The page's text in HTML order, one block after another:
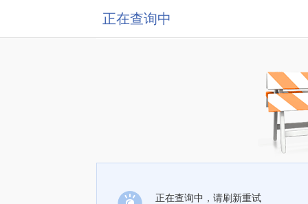
正在查询中
正在查询中，请刷新重试